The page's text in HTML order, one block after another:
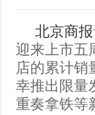
北京商报
迎来上市五
店的累计销
幸推出限量
重奏拿铁等